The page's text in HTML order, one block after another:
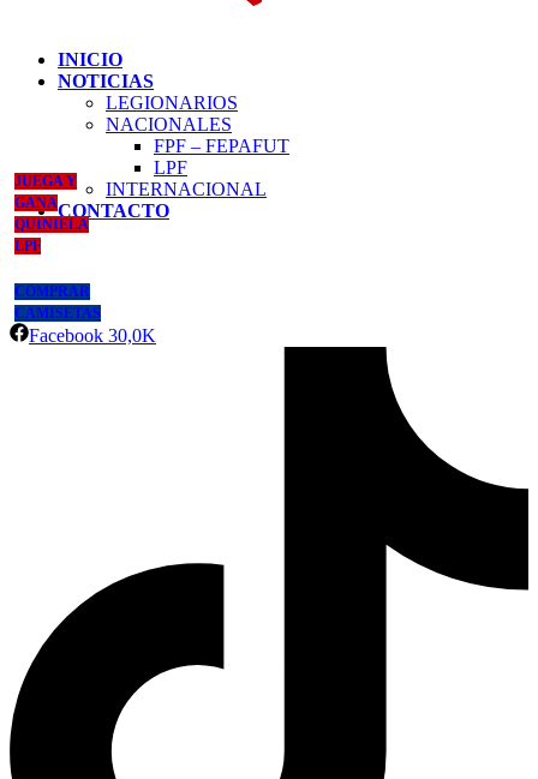
INICIO
NOTICIAS
LEGIONARIOS
NACIONALES
FPF – FEPAFUT
LPF
INTERNACIONAL
CONTACTO
JUEGA Y
GANA
QUINIELA
LPF
COMPRAR
CAMISETAS
Facebook 30,0K